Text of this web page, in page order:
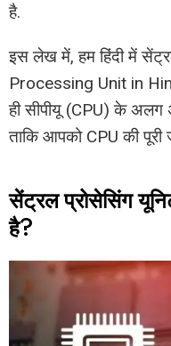
है.
इस लेख में, हम हिंदी में
Processing Unit in
ही सीपीयू (CPU) के अलग
ताकि आपको CPU की पूरी
सेंट्रल प्रोसेसिंग
है?